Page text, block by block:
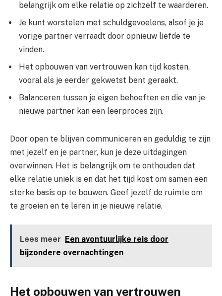
belangrijk om elke relatie op zichzelf te waarderen.
Je kunt worstelen met schuldgevoelens, alsof je je
vorige partner verraadt door opnieuw liefde te
vinden.
Het opbouwen van vertrouwen kan tijd kosten,
vooral als je eerder gekwetst bent geraakt.
Balanceren tussen je eigen behoeften en die van je
nieuwe partner kan een leerproces zijn.
Door open te blijven communiceren en geduldig te zijn
met jezelf en je partner, kun je deze uitdagingen
overwinnen. Het is belangrijk om te onthouden dat
elke relatie uniek is en dat het tijd kost om samen een
sterke basis op te bouwen. Geef jezelf de ruimte om
te groeien en te leren in je nieuwe relatie.
Lees meer
Een avontuurlijke reis door
bijzondere overnachtingen
Het opbouwen van vertrouwen